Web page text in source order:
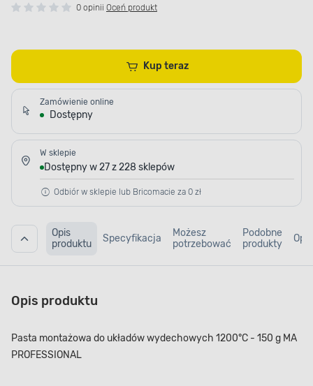
0 opinii Oceń produkt
Kup teraz
Zamówienie online
Dostępny
W sklepie
Dostępny w 27 z 228 sklepów
Odbiór w sklepie lub Bricomacie za 0 zł
Opis
produktu
Specyfikacja
Możesz
potrzebować
Podobne
produkty
Opis produktu
Pasta montażowa do układów wydechowych 1200°C - 150 g MA
PROFESSIONAL